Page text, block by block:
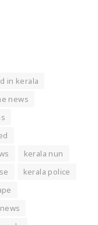
in kerala
news
kerala nun
kerala police